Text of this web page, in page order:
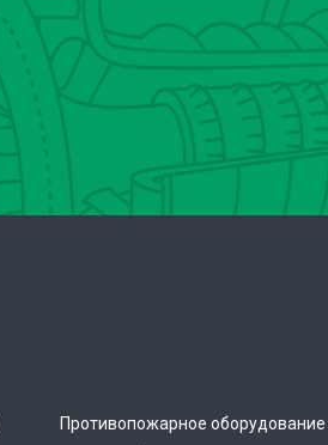
Противопожарное оборудование